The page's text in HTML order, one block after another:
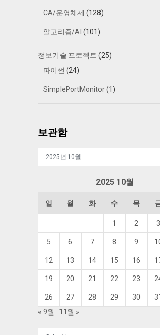
CA/운영체제 (128)
알고리즘/AI (101)
정보기술 프로젝트 (25)
파이썬 (24)
SimplePortMonitor(1)
보관함
2025 10월
일 월 화 수 목
1 2 3
5 6 7 8 9
12 13 14 15 16
19 20 21 22 23
26 27 28 29 30
« 9월
11월 »